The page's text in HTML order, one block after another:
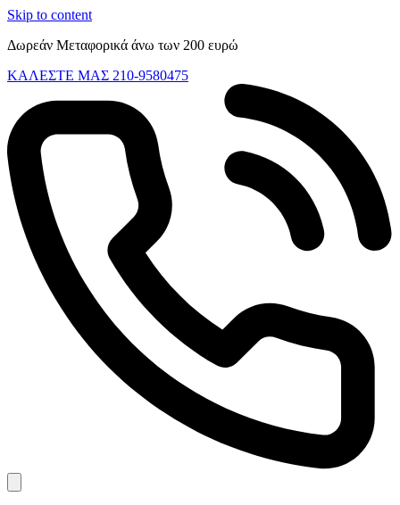
Skip to content
Δωρεάν Μεταφορικά άνω των 200 ευρώ
ΚΑΛΕΣΤΕ ΜΑΣ 210-9580475